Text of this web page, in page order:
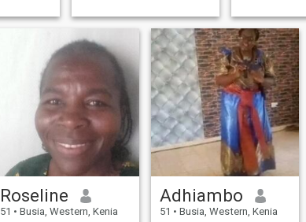
Roseline
51 • Busia, Western, Kenia
Adhiambo
51 • Busia, Western, Kenia